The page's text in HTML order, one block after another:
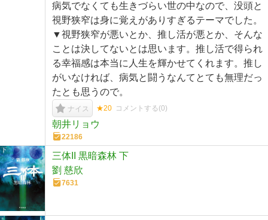
病気でなくても生きづらい世の中なので、没頭と
視野狭窄は身に覚えがありすぎるテーマでした。
▼視野狭窄が悪いとか、推し活が悪とか、そんな
ことは決してないとは思います。推し活で得られ
る幸福感は本当に人生を輝かせてくれます。推し
がいなければ、病気と闘うなんてとても無理だっ
たとも思うので。
ナイス ★20 コメントする(0)
朝井リョウ
22186
三体II 黒暗森林 下
劉 慈欣
7631